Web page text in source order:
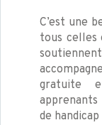
C’est une
tous celles
gratuite
de